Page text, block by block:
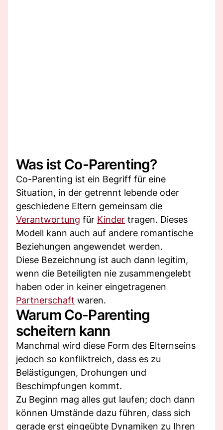
Was ist Co-Parenting?
Co-Parenting ist ein Begriff für eine
Situation, in der getrennt lebende oder
geschiedene Eltern gemeinsam die
Verantwortung für Kinder tragen. Dieses
Modell kann auch auf andere romantische
Beziehungen angewendet werden.
Diese Bezeichnung ist auch dann legitim,
wenn die Beteiligten nie zusammengelebt
haben oder in keiner eingetragenen
Partnerschaft waren.
Warum Co-Parenting
scheitern kann
Manchmal wird diese Form des Elternseins
jedoch so konfliktreich, dass es zu
Belästigungen, Drohungen und
Beschimpfungen kommt.
Zu Beginn mag alles gut laufen; doch dann
können Umstände dazu führen, dass sich
gerade erst eingeübte Dynamiken zu Ihren